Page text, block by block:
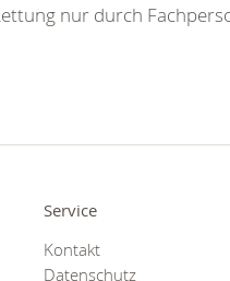
nur durch
Service
Kontakt
Datenschutz